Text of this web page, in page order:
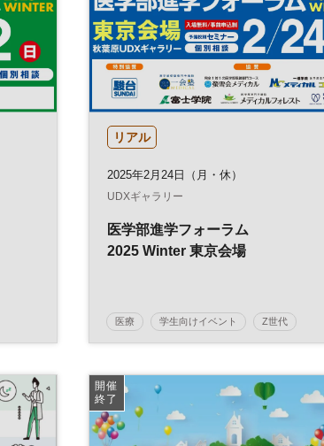
病院経営 DX 診療報酬 参加無料
土日祝開催
リアル
2025年2月24日（月・休）
UDXギャラリー
医学部進学フォーラム
2025 Winter 東京会場
医療 学生向けイベント Z世代
教育 土日祝開催
開催
終了